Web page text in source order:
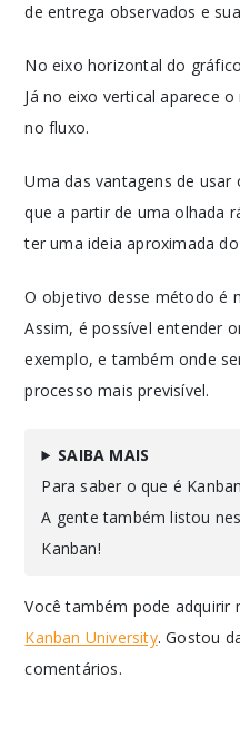
de entrega observados e
No eixo horizontal do
Já no eixo vertical aparece
no fluxo.
Uma das vantagens de
que a partir de uma olhada
ter uma ideia aproximada
O objetivo desse método é
Assim, é possível entender
exemplo, e também onde
processo mais previsível.
SAIBA MAIS
Para saber o que é
A gente também listou
Kanban!
Você também pode adquirir
Kanban University. Gostou
comentários.